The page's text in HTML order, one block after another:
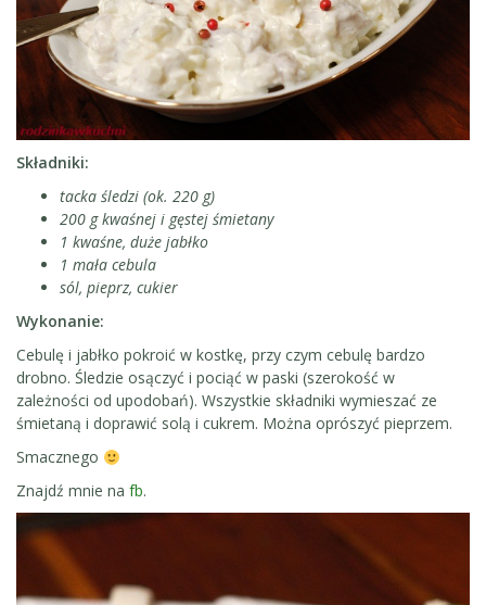
Składniki:
tacka śledzi (ok. 220 g)
200 g kwaśnej i gęstej śmietany
1 kwaśne, duże jabłko
1 mała cebula
sól, pieprz, cukier
Wykonanie:
Cebulę i jabłko pokroić w kostkę, przy czym cebulę bardzo
drobno. Śledzie osączyć i pociąć w paski (szerokość w
zależności od upodobań). Wszystkie składniki wymieszać ze
śmietaną i doprawić solą i cukrem. Można oprószyć pieprzem.
Smacznego
Znajdź mnie na fb.